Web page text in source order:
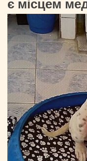
є місцем